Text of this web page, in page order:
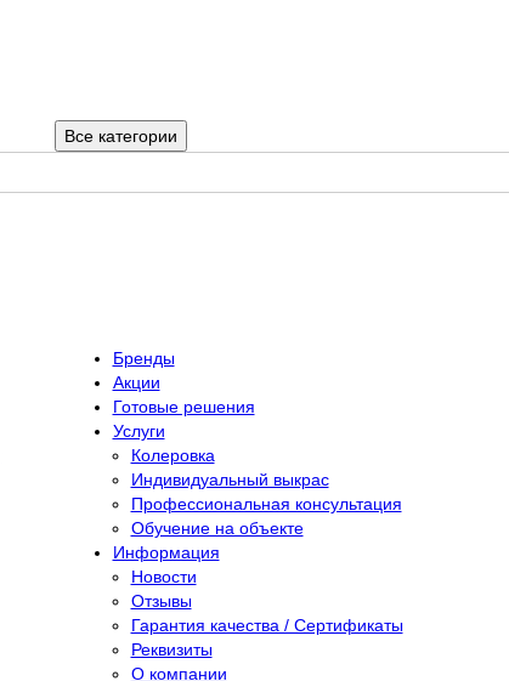
Все категории
Бренды
Акции
Готовые решения
Услуги
Колеровка
Индивидуальный выкрас
Профессиональная консультация
Обучение на объекте
Информация
Новости
Отзывы
Гарантия качества / Сертификаты
Реквизиты
О компании